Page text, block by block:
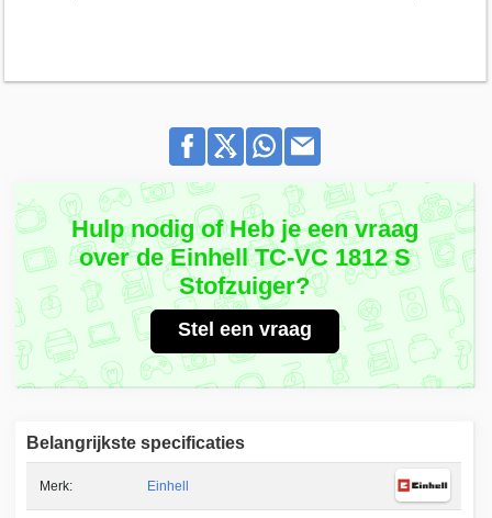
Hulp nodig of Heb je een vraag
over de Einhell TC-VC 1812 S
Stofzuiger?
Stel een vraag
Belangrijkste specificaties
Merk: Einhell